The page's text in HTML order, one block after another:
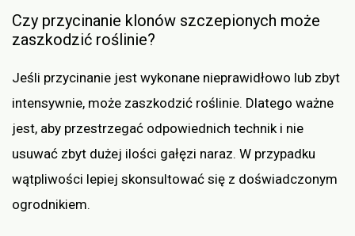
Czy przycinanie klonów szczepionych może
zaszkodzić roślinie?
Jeśli przycinanie jest wykonane nieprawidłowo lub zbyt
intensywnie, może zaszkodzić roślinie. Dlatego ważne
jest, aby przestrzegać odpowiednich technik i nie
usuwać zbyt dużej ilości gałęzi naraz. W przypadku
wątpliwości lepiej skonsultować się z doświadczonym
ogrodnikiem.